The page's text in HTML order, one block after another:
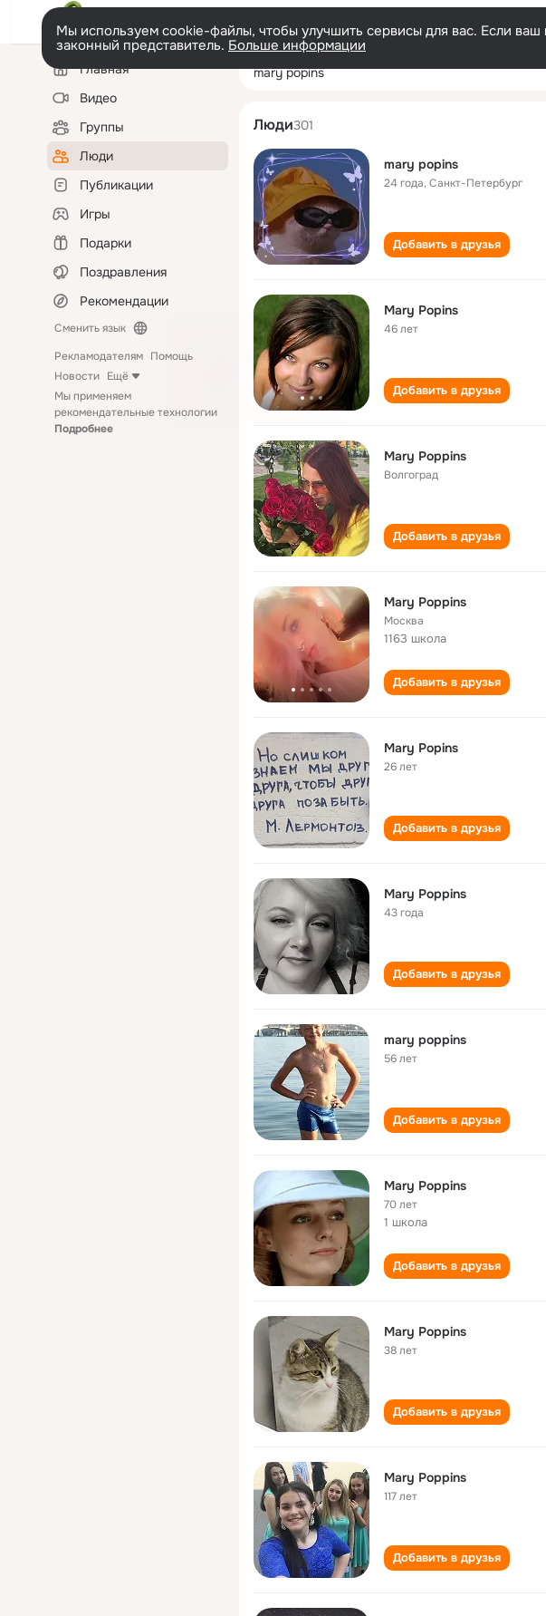
Мы используем cookie-файлы, чтобы улучшить сервисы для вас. Если
законный представитель. Больше информации
Левая
колонкаГлавная
Видео
Группы
Люди
Публикации
Игры
Подарки
Поздравления
Рекомендации
Сменить язык
Рекламодателям Помощь
Новости Ещё
Мы применяем
рекомендательные технологии
Подробнее
mary popins
Люди301
mary popins
24 года,Санкт-Петербург
Добавить в друзья
Mary Popins
46 лет
Добавить в друзья
Mary Poppins
Волгоград
Добавить в друзья
Mary Poppins
Москва
1163 школа
Добавить в друзья
Mary Popins
26 лет
Добавить в друзья
Mary Poppins
43 года
Добавить в друзья
mary poppins
56 лет
Добавить в друзья
Mary Poppins
70 лет
1 школа
Добавить в друзья
Mary Poppins
38 лет
Добавить в друзья
Mary Poppins
117 лет
Добавить в друзья